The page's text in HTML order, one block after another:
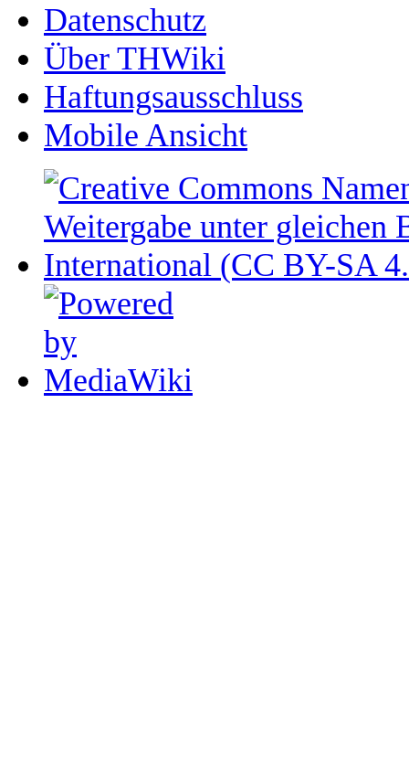
Datenschutz
Über THWiki
Haftungsausschluss
Mobile Ansicht